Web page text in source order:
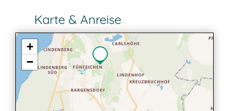
Karte & Anreise
+
−